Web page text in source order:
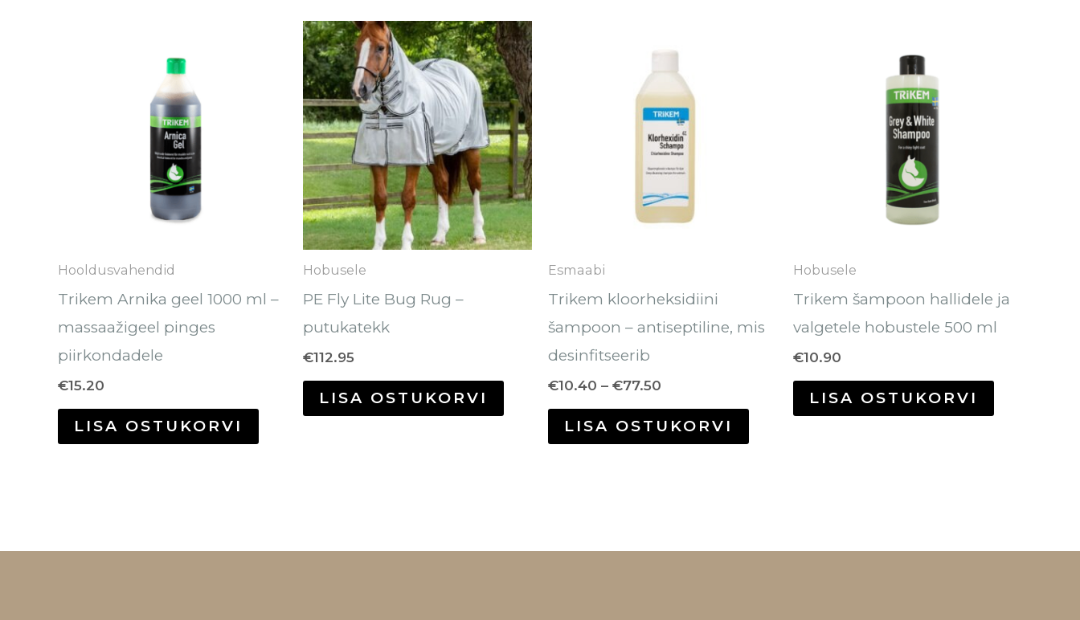
Hooldusvahendid
Trikem Arnika geel 1000 ml –
massaažigeel pinges
piirkondadele
€15.20
LISA OSTUKORVI
Hobusele
PE Fly Lite Bug Rug –
putukatekk
€112.95
LISA OSTUKORVI
Sellel
tootel
on
mitu
varianti.
Valikuid
saab
teha
Esmaabi
Trikem kloorheksidiini
šampoon – antiseptiline, mis
desinfitseerib
€10.40 – €77.50
€77.50
LISA OSTUKORVI
Hobusele
Trikem šampoon hallidele ja
valgetele hobustele 500 ml
€10.90
LISA OSTUKORVI